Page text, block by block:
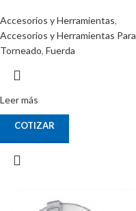
Accesorios y Herramientas,
Accesorios y Herramientas Para
Torneado, Fuerda
Leer más
COTIZAR